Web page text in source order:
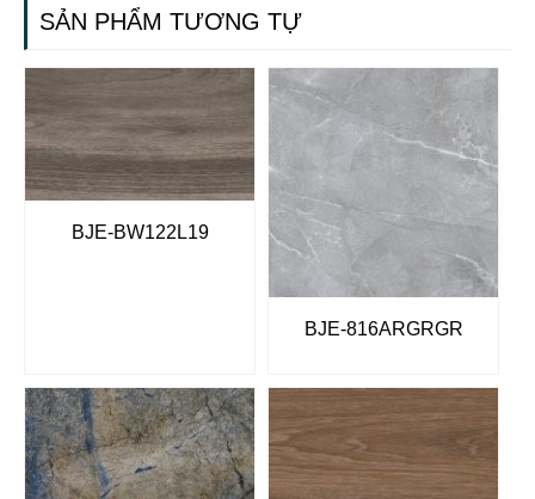
SẢN PHẨM TƯƠNG TỰ
BJE-BW122L19
BJE-816ARGRGR